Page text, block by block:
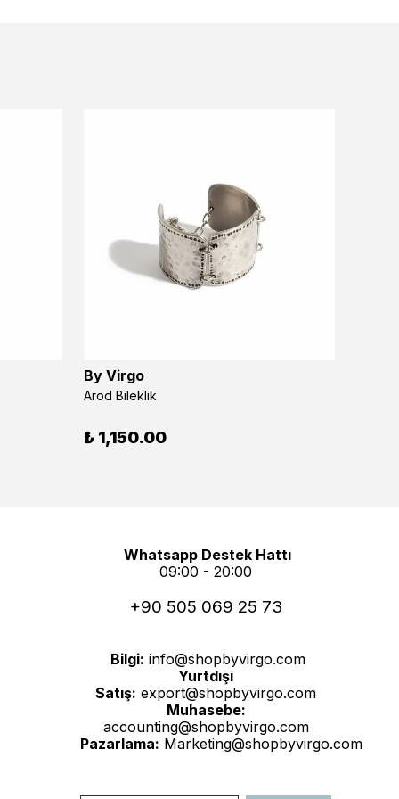
By Virgo
Arod Bileklik
₺ 1,150.00
Whatsapp Destek Hattı
09:00 - 20:00
+90 505 069 25 73
Bilgi: info@shopbyvirgo.com
Yurtdışı
Satış: export@shopbyvirgo.com
Muhasebe:
accounting@shopbyvirgo.com
Pazarlama: Marketing@shopbyvirgo.com